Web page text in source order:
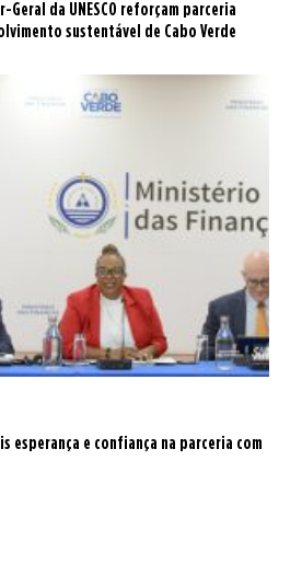
da UNESCO reforçam parceria
sustentável de Cabo Verde
esperança e confiança na parceria com